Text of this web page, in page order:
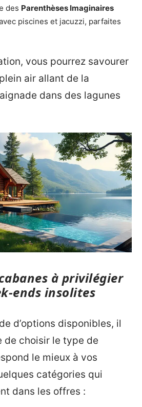
des Parenthèses Imaginaires
piscines et jacuzzi, parfaites
vous pourrez savourer
air allant de la
dans des lagunes
à privilégier
ends insolites
d’options disponibles, il
choisir le type de
le mieux à vos
catégories qui
dans les offres :